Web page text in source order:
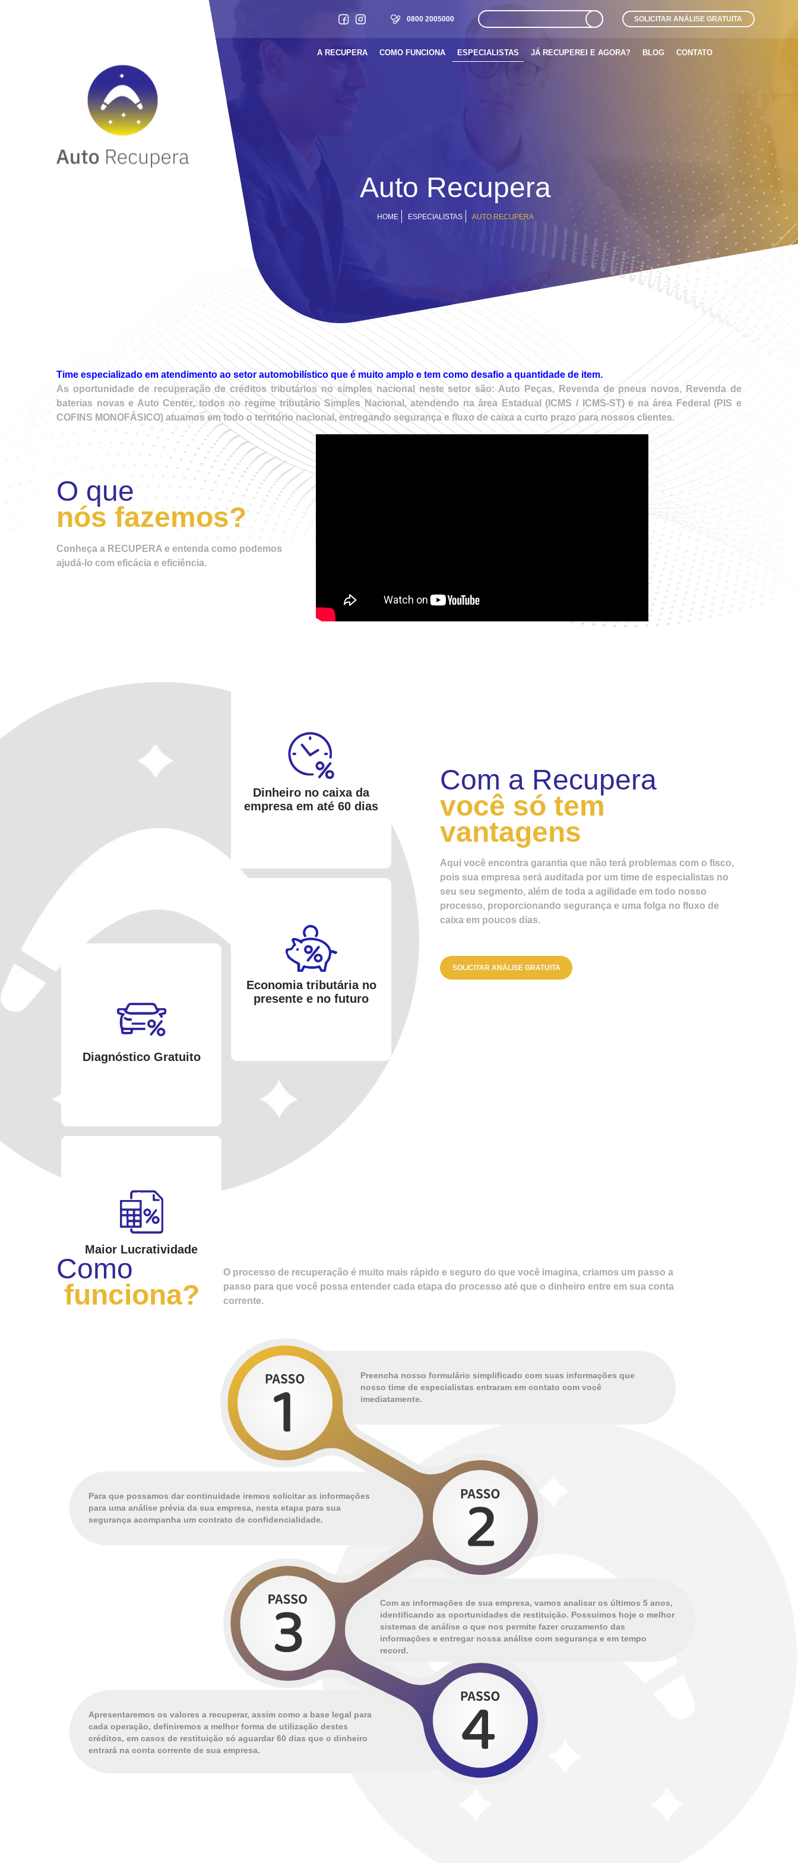
0800 2005000 SOLICITAR ANÁLISE GRATUITA
A RECUPERA COMO FUNCIONA ESPECIALISTAS JÁ RECUPEREI E AGORA? BLOG CONTATO
Auto Recupera
HOME ESPECIALISTAS AUTO RECUPERA
Time especializado em atendimento ao setor automobilístico que é muito amplo e tem como desafio a quantidade de item.
As oportunidade de recuperação de créditos tributários no simples nacional neste setor são: Auto Peças, Revenda de pneus novos, Revenda de
baterias novas e Auto Center, todos no regime tributário Simples Nacional, atendendo na área Estadual (ICMS / ICMS-ST) e na área Federal (PIS e
COFINS MONOFÁSICO) atuamos em todo o território nacional, entregando segurança e fluxo de caixa a curto prazo para nossos clientes.
O que
nós fazemos?
Conheça a RECUPERA e entenda como podemos
ajudá-lo com eficácia e eficiência.
Com a Recupera
você só tem
vantagens
Aqui você encontra garantia que não terá problemas com o fisco,
pois sua empresa será auditada por um time de especialistas no
seu seu segmento, além de toda a agilidade em todo nosso
processo, proporcionando segurança e uma folga no fluxo de
caixa em poucos dias.
SOLICITAR ANÁLISE GRATUITA
Diagnóstico Gratuito
Dinheiro no caixa da
empresa em até 60 dias
Maior Lucratividade
Economia tributária no
presente e no futuro
Como
funciona?
O processo de recuperação é muito mais rápido e seguro do que você imagina, criamos um passo a
passo para que você possa entender cada etapa do processo até que o dinheiro entre em sua conta
corrente.
Preencha nosso formulário simplificado com suas informações que
nosso time de especialistas entraram em contato com você
imediatamente.
Para que possamos dar continuidade iremos solicitar as informações
para uma análise prévia da sua empresa, nesta etapa para sua
segurança acompanha um contrato de confidencialidade.
Com as informações de sua empresa, vamos analisar os últimos 5 anos,
identificando as oportunidades de restituição. Possuimos hoje o melhor
sistemas de análise o que nos permite fazer cruzamento das
informações e entregar nossa análise com segurança e em tempo
record.
Apresentaremos os valores a recuperar, assim como a base legal para
cada operação, definiremos a melhor forma de utilização destes
créditos, em casos de restituição só aguardar 60 dias que o dinheiro
entrará na conta corrente de sua empresa.